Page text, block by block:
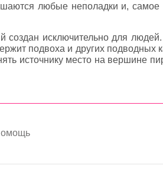
любые неполадки и,
создан исключительно для
подвоха и других подводных
источнику место на вершине